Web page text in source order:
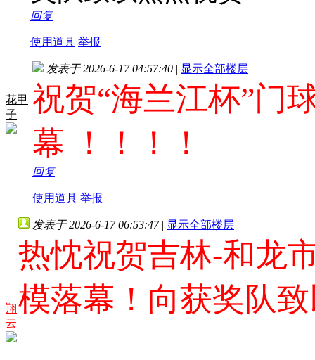
回复
使用道具 举报
花甲
子
发表于 2026-6-17 04:57:40 | 显示全部楼层
祝贺“海兰江杯”门
幕 ！！！！
回复
使用道具 举报
翔
云
发表于 2026-6-17 06:53:47 | 显示全部楼层
热忱祝贺吉林-和龙
模落幕！向获奖队